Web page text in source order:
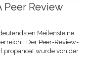
Peer Review
Meilensteine
Der Peer-Review-
propanoat wurde von der